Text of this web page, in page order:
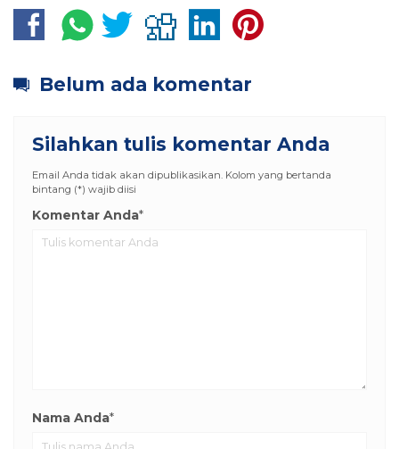
Belum ada komentar
Silahkan tulis komentar Anda
Email Anda tidak akan dipublikasikan. Kolom yang bertanda
bintang (*) wajib diisi
Komentar Anda*
Nama Anda*